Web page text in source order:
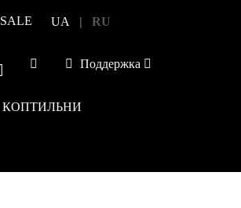
SALE RU
|
UA
Поддержка
КОПТИЛЬНИ